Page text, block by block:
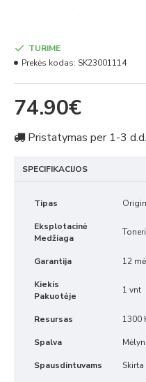
74.90€
TURIME
Prekės kodas: SK23001114
Pristatymas per 1-3 d.d.
SPECIFIKACIJOS
Tipas
Eksplotacinė
Medžiaga
Garantija 12
Kiekis
Pakuotėje
1 vnt
Resursas 1300
Spalva
Spausdintuvams